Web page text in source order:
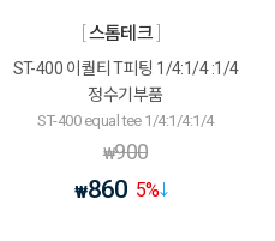
스톰테크
ST-400 이퀄티 T피팅 1/4:1/4 :1/4
정수기부품
ST-400 equal tee 1/4:1/4:1/4
₩900
₩860 5%